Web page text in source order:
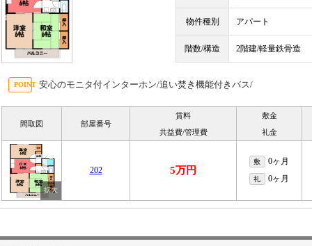
物件種別 アパート
階数/構造 2階建/軽量鉄骨造
安心のモニタ付インターホン/追い焚き機能付きバス/
間取図 部屋番号
賃料
共益費/管理費
敷金
礼金
202 5万円
敷 0ヶ月
礼 0ヶ月